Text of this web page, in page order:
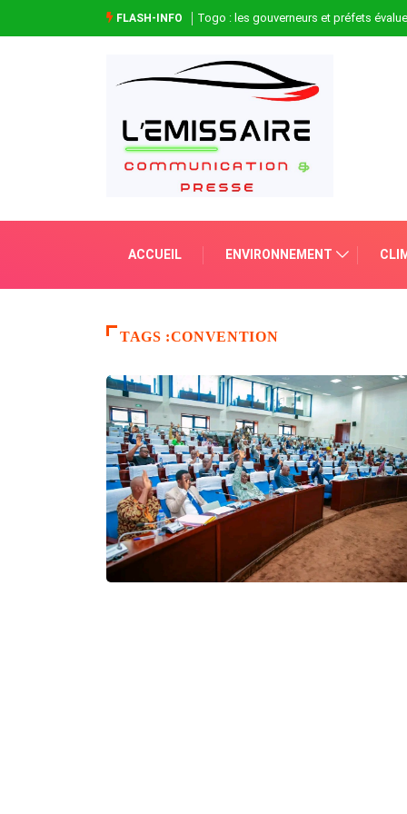
FLASH-INFO Togo : les gouverneurs et préfets
ACCUEIL ENVIRONNEMENT
TAGS :CONVENTION